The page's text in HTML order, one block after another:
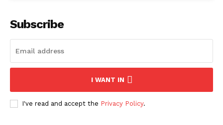
Subscribe
I WANT IN
I've read and accept the Privacy Policy.